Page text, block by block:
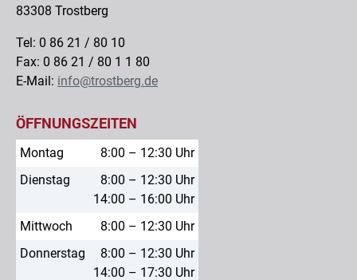
83308 Trostberg
Tel: 0 86 21 / 80 10
Fax: 0 86 21 / 80 1 1 80
E-Mail: info@trostberg.de
ÖFFNUNGSZEITEN
Montag
8:00 – 12:30 Uhr
Dienstag
8:00 – 12:30 Uhr
14:00 – 16:00 Uhr
Mittwoch
8:00 – 12:30 Uhr
Donnerstag
8:00 – 12:30 Uhr
14:00 – 17:30 Uhr